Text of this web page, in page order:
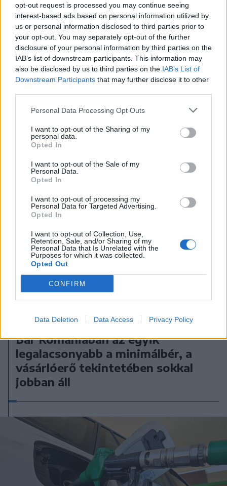
opt-out request is processed you may continue seeing
interest-based ads based on personal information utilized by
us or personal information disclosed to third parties prior to
your opt-out. You may separately opt-out of the further
disclosure of your personal information by third parties on the
IAB’s list of downstream participants. This information may
also be disclosed by us to third parties on the IAB’s List of
Downstream Participants that may further disclose it to other
Personal Data Processing Opt Outs
I want to opt-out of the Sharing of my
personal data.
Opted In
I want to opt-out of the Sale of my
Personal Data.
Opted In
I want to opt-out of processing my
Personal Data for Targeted Advertising.
Opted In
I want to opt-out of Collection, Use,
Retention, Sale, and/or Sharing of my
Personal Data that Is Unrelated with the
Purposes for which it was collected.
Opted Out
CONFIRM
Data Deletion Data Access Privacy Policy
2026. augusztus 07., péntek
Ebből elég: váltok – de mennyibe
kerül most egy új vagy egy
használt elektromos autó?
2026. augusztus 07., péntek
Bár Romániában az egyik
legalacsonyabb a minimálbér, a
vásárlóerő tekintetében sokkal
jobban áll